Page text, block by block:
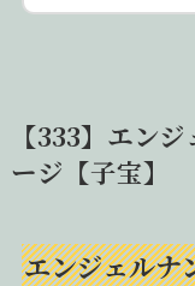
【333】エン
ージ【子宝】
エンジェルナ